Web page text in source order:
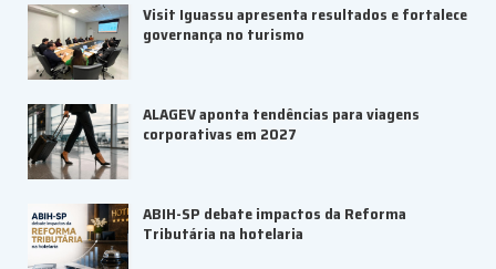
Visit Iguassu apresenta resultados e fortalece
governança no turismo
ALAGEV aponta tendências para viagens
corporativas em 2027
ABIH-SP debate impactos da Reforma
Tributária na hotelaria